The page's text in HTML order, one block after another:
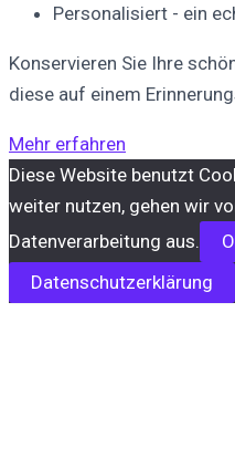
Personalisiert - ein
Konservieren Sie Ihre
diese auf einem
Mehr erfahren
Diese Website benutzt
weiter nutzen, gehen wir
Datenverarbeitung aus.
Datenschutzerklärung